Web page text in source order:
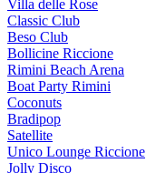
Villa delle Rose
Classic Club
Beso Club
Bollicine Riccione
Rimini Beach Arena
Boat Party Rimini
Coconuts
Bradipop
Satellite
Unico Lounge Riccione
Jolly Disco